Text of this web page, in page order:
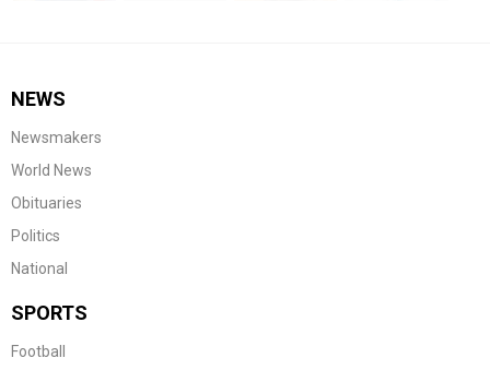
NEWS
Newsmakers
World News
Obituaries
Politics
National
SPORTS
Football